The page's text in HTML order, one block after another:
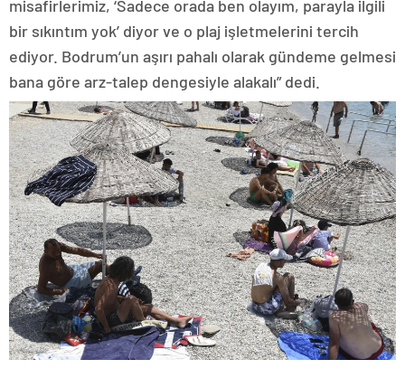
misafirlerimiz, ‘Sadece orada ben olayım, parayla ilgili
bir sıkıntım yok’ diyor ve o plaj işletmelerini tercih
ediyor. Bodrum’un aşırı pahalı olarak gündeme gelmesi
bana göre arz-talep dengesiyle alakalı” dedi.